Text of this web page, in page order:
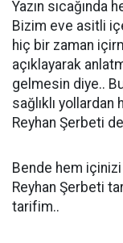
Yazın
Bizim eve asitli
hiç bir zaman
açıklayarak
gelmesin diye..
sağlıklı yollardan
Reyhan Şerbeti
Bende hem
Reyhan Şerbeti
tarifim..